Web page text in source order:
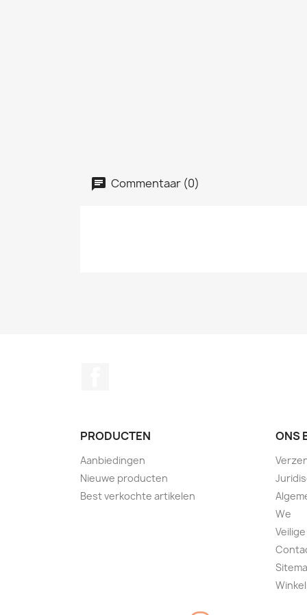
Commentaar (0)
PRODUCTEN
Aanbiedingen
Nieuwe producten
Best verkochte artikelen
ONS
We